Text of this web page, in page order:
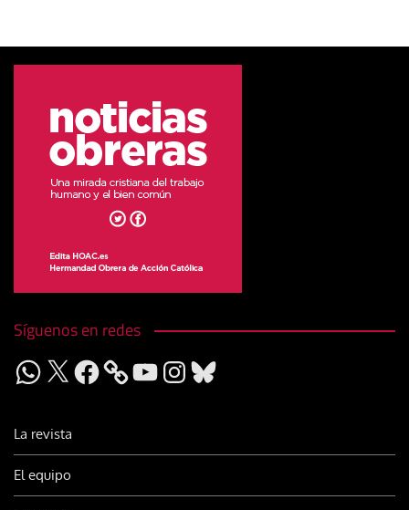
Síguenos en redes
WhatsApp
X Facebook YouTubeInstagram
Bluesky
La revista
El equipo